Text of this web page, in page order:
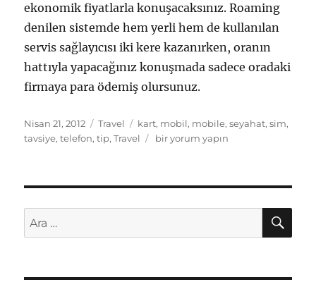
ekonomik fiyatlarla konuşacaksınız. Roaming
denilen sistemde hem yerli hem de kullanılan
servis sağlayıcısı iki kere kazanırken, oranın
hattıyla yapacağınız konuşmada sadece oradaki
firmaya para ödemiş olursunuz.
Yayın
tarihi
Nisan 21, 2012 Kategoriler
Travel Etiketler
kart, mobil, mobile,seyahat,sim,
tavsiye,telefon,tip,Travel
Seyahat
bir yorum yapın
Ara: